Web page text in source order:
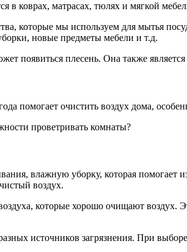
в коврах, матрасах, тюлях и мягкой
которые мы используем для мытья
новые предметы мебели и т.д.
появиться плесень. Она также является
помогает очистить воздух дома,
проветривать комнаты?
влажную уборку, которая
воздух.
которые хорошо очищают воздух.
источников загрязнения. При